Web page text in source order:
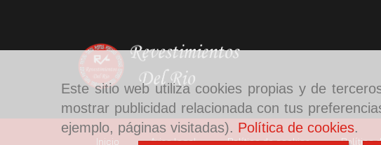
Este sitio web utiliza cookies propias y de
mostrar publicidad relacionada con tus
ejemplo, páginas visitadas). Política de cookies.
Inicio Aviso legal Política de cookies Política